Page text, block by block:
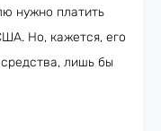
нужно платить
Но, кажется, его
лишь бы